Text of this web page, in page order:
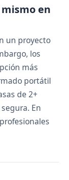
en
un proyecto
los
más
portátil
de 2+
En